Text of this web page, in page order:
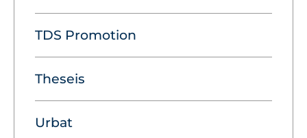
TDS Promotion
Theseis
Urbat